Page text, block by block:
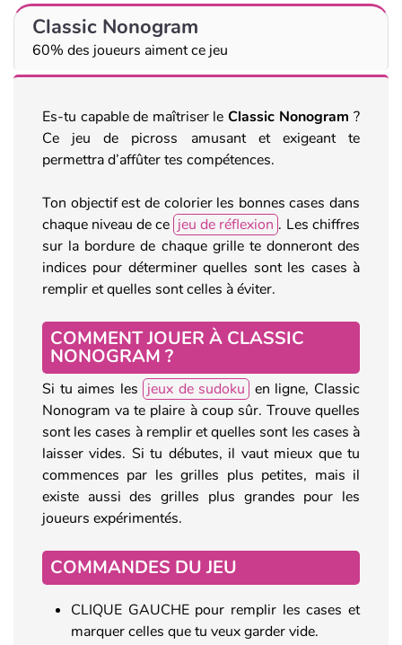
Classic Nonogram
60% des joueurs aiment ce jeu
Es-tu capable de maîtriser le Classic Nonogram ?
Ce jeu de picross amusant et exigeant te
permettra d’affûter tes compétences.
Ton objectif est de colorier les bonnes cases dans
chaque niveau de ce jeu de réflexion . Les chiffres
sur la bordure de chaque grille te donneront des
indices pour déterminer quelles sont les cases à
remplir et quelles sont celles à éviter.
COMMENT JOUER À CLASSIC
NONOGRAM ?
Si tu aimes les jeux de sudoku en ligne, Classic
Nonogram va te plaire à coup sûr. Trouve quelles
sont les cases à remplir et quelles sont les cases à
laisser vides. Si tu débutes, il vaut mieux que tu
commences par les grilles plus petites, mais il
existe aussi des grilles plus grandes pour les
joueurs expérimentés.
COMMANDES DU JEU
CLIQUE GAUCHE pour remplir les cases et
marquer celles que tu veux garder vide.